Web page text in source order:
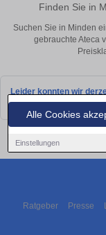
Alle Cookies
Einstellungen
Finden Sie in
Suchen Sie in Minden
gebrauchte Ateca
Leider konnten wir
bald wieder vorbei!
Ratgeber Presse